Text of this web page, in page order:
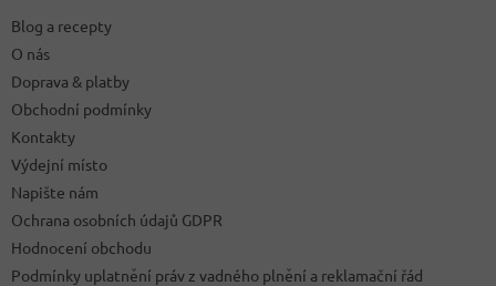
Blog a recepty
O nás
Doprava & platby
Obchodní podmínky
Kontakty
Výdejní místo
Napište nám
Ochrana osobních údajů GDPR
Hodnocení obchodu
Podmínky uplatnění práv z vadného plnění a reklamační řád